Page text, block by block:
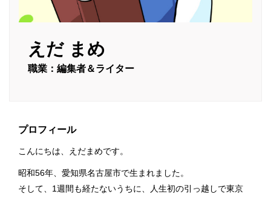
えだ まめ
職業：編集者＆ライター
プロフィール
こんにちは、えだまめです。
昭和56年、愛知県名古屋市で生まれました。
そして、1週間も経たないうちに、人生初の引っ越しで東京